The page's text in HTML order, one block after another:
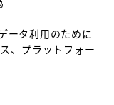
ータ利用のために
、プラットフォー